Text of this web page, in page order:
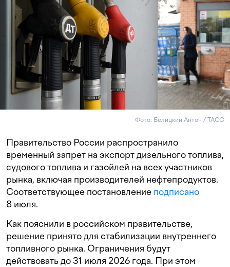
Фото: Белицкий Антон / ТАСС
Правительство России распространило
временный запрет на экспорт дизельного топлива,
судового топлива и газойлей на всех участников
рынка, включая производителей нефтепродуктов.
Соответствующее постановление подписано
8 июля.
Как пояснили в российском правительстве,
решение принято для стабилизации внутреннего
топливного рынка. Ограничения будут
действовать до 31 июля 2026 года. При этом